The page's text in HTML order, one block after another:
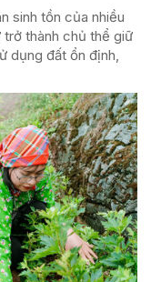
sinh tồn của nhiều
thành chủ thể giữ
dụng đất ổn định,